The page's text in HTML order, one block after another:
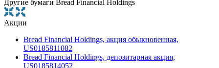
Другие бумаги Bread Financial Holdings
Акции
Bread Financial Holdings, акция обыкновенная,
US0185811082
Bread Financial Holdings, депозитарная акция,
US0185814052